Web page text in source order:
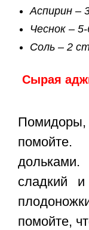
Аспирин –
Чеснок –
Соль – 2
Сырая
дольками.
сладкий
помойте,